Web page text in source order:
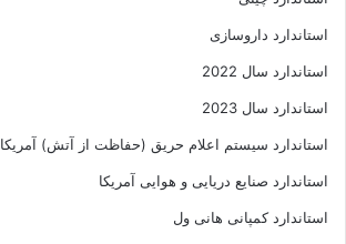
استاندارد داروسازی
استاندارد سال 2022
استاندارد سال 2023
استاندارد سیستم اعلام حریق (حفاظت از آتش) آمریکا
استاندارد صنایع دریایی و هوایی آمریکا
استاندارد کمپانی هانی ول